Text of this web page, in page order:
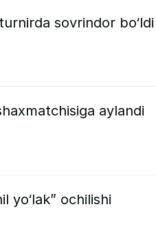
sovrindor bo‘ldi
aylandi
yo‘lak” ochilishi